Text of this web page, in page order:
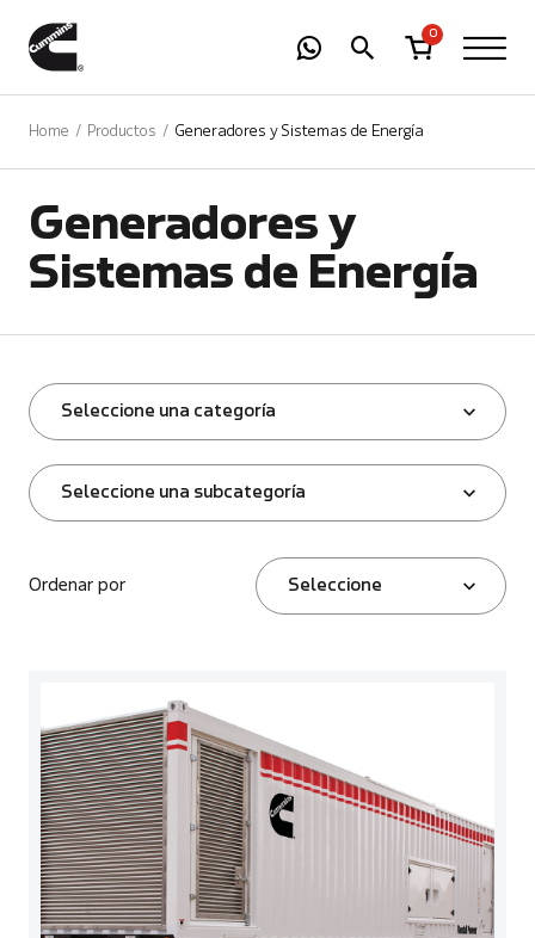
0
Home Productos Generadores y Sistemas de Energía
Generadores y
Sistemas de Energía
Seleccione una categoría
Seleccione una subcategoría
Ordenar por Seleccione